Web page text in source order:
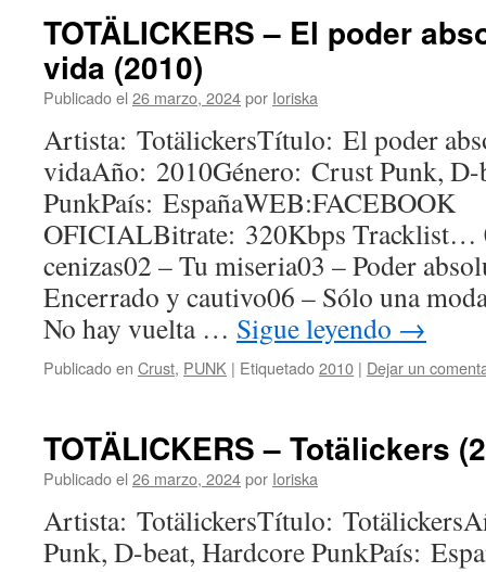
TOTÄLICKERS – El poder
vida (2010)
Publicado el 26 marzo, 2024por Ioriska
Artista: TotälickersTítulo: El poder
vidaAño: 2010Género: Crust Punk, D-
PunkPaís: EspañaWEB:FACEBOOK
OFICIALBitrate: 320Kbps Tracklist…
cenizas02 – Tu miseria03 – Poder
Encerrado y cautivo06 – Sólo una
No hay vuelta … Sigue leyendo →
Publicado en Crust, PUNK | Etiquetado2010 | Dejar un
TOTÄLICKERS – Totälickers
Publicado el 26 marzo, 2024por Ioriska
Artista: TotälickersTítulo:
Punk, D-beat, Hardcore PunkPaís: